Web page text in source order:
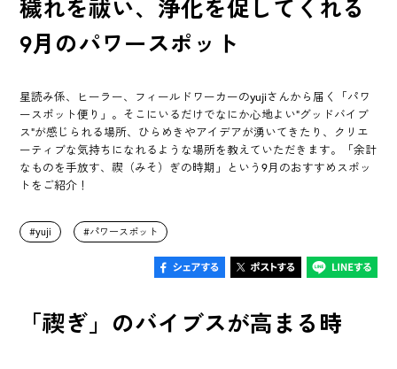
穢れを祓い、浄化を促してくれる
9月のパワースポット
星読み係、ヒーラー、フィールドワーカーのyujiさんから届く「パワ
ースポット便り」。そこにいるだけでなにか心地よい"グッドバイブ
ス"が感じられる場所、ひらめきやアイデアが湧いてきたり、クリエ
ーティブな気持ちになれるような場所を教えていただきます。「余計
なものを手放す、禊（みそ）ぎの時期」という9月のおすすめスポッ
トをご紹介！
yuji パワースポット
「禊ぎ」のバイブスが高まる時